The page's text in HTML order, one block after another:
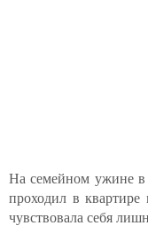
На семейном ужине в
проходил в квартире
чувствовала себя